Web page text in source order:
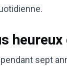
sept